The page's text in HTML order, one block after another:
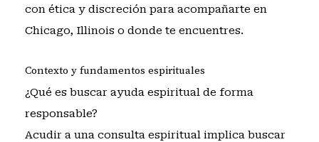
con ética y discreción para acompañarte en
Chicago, Illinois o donde te encuentres.
Contexto y fundamentos espirituales
¿Qué es buscar ayuda espiritual de forma
responsable?
Acudir a una consulta espiritual implica buscar